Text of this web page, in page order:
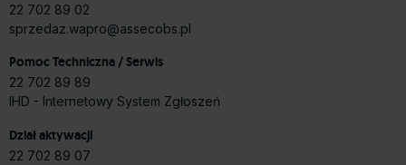
22 702 89 02
sprzedaz.wapro@assecobs.pl
Pomoc Techniczna / Serwis
22 702 89 89
IHD - Internetowy System Zgłoszeń
Dział aktywacji
22 702 89 07